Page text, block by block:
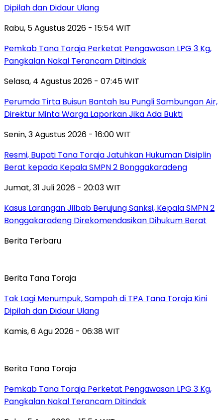
Dipilah dan Didaur Ulang
Rabu, 5 Agustus 2026 - 15:54 WIT
Pemkab Tana Toraja Perketat Pengawasan LPG 3 Kg,
Pangkalan Nakal Terancam Ditindak
Selasa, 4 Agustus 2026 - 07:45 WIT
Perumda Tirta Buisun Bantah Isu Pungli Sambungan Air,
Direktur Minta Warga Laporkan Jika Ada Bukti
Senin, 3 Agustus 2026 - 16:00 WIT
Resmi, Bupati Tana Toraja Jatuhkan Hukuman Disiplin
Berat kepada Kepala SMPN 2 Bonggakaradeng
Jumat, 31 Juli 2026 - 20:03 WIT
Kasus Larangan Jilbab Berujung Sanksi, Kepala SMPN 2
Bonggakaradeng Direkomendasikan Dihukum Berat
Berita Terbaru
Berita Tana Toraja
Tak Lagi Menumpuk, Sampah di TPA Tana Toraja Kini
Dipilah dan Didaur Ulang
Kamis, 6 Agu 2026 - 06:38 WIT
Berita Tana Toraja
Pemkab Tana Toraja Perketat Pengawasan LPG 3 Kg,
Pangkalan Nakal Terancam Ditindak